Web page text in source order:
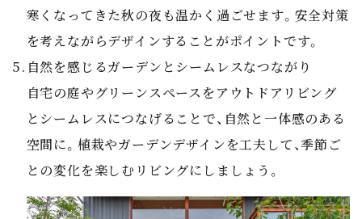
寒くなってきた秋の夜も温かく過ごせます。安全対策
を考えながらデザインすることがポイントです。
自然を感じるガーデンとシームレスなつながり
自宅の庭やグリーンスペースをアウトドアリビング
とシームレスにつなげることで、自然と一体感のある
空間に。植栽やガーデンデザインを工夫して、季節ご
との変化を楽しむリビングにしましょう。